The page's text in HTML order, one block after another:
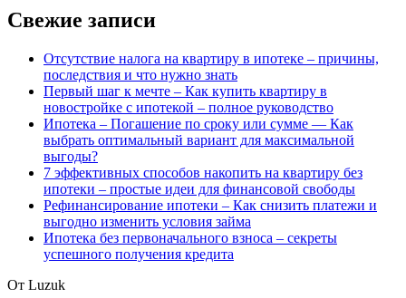
Свежие записи
Отсутствие налога на квартиру в ипотеке – причины,
последствия и что нужно знать
Первый шаг к мечте – Как купить квартиру в
новостройке с ипотекой – полное руководство
Ипотека – Погашение по сроку или сумме — Как
выбрать оптимальный вариант для максимальной
выгоды?
7 эффективных способов накопить на квартиру без
ипотеки – простые идеи для финансовой свободы
Рефинансирование ипотеки – Как снизить платежи и
выгодно изменить условия займа
Ипотека без первоначального взноса – секреты
успешного получения кредита
От Luzuk